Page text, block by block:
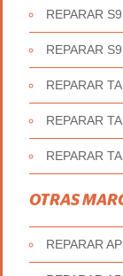
REPARAR
REPARAR
REPARAR
REPARAR
REPARAR
OTRAS
REPARAR